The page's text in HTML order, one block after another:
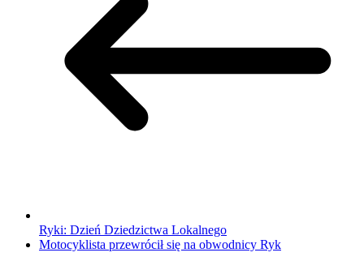
Ryki: Dzień Dziedzictwa Lokalnego
Motocyklista przewrócił się na obwodnicy Ryk